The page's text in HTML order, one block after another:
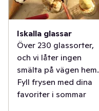
Iskalla glassar
Över 230 glassorter,
och vi låter ingen
smälta på vägen hem.
Fyll frysen med dina
favoriter i sommar